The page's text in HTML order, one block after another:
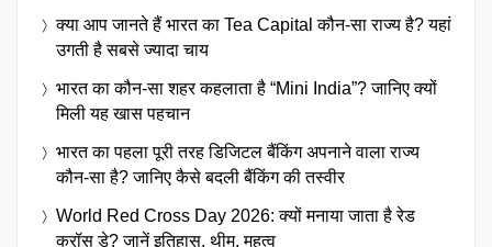
क्या आप जानते हैं भारत का Tea Capital कौन-सा राज्य है? यहां
उगती है सबसे ज्यादा चाय
भारत का कौन-सा शहर कहलाता है “Mini India”? जानिए क्यों
मिली यह खास पहचान
भारत का पहला पूरी तरह डिजिटल बैंकिंग अपनाने वाला राज्य
कौन-सा है? जानिए कैसे बदली बैंकिंग की तस्वीर
World Red Cross Day 2026: क्यों मनाया जाता है रेड
क्रॉस डे? जानें इतिहास, थीम, महत्व